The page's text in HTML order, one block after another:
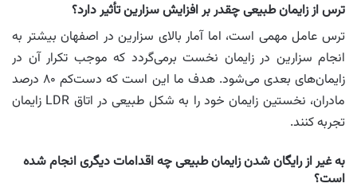
ترس از زایمان طبیعی چقدر بر افزایش سزارین تأثیر دارد؟
ترس عامل مهمی است، اما آمار بالای سزارین در اصفهان بیشتر به
انجام سزارین در زایمان نخست برمی‌گردد که موجب تکرار آن در
زایمان‌های بعدی می‌شود. هدف ما این است که دست‌کم ۸۰ درصد
مادران، نخستین زایمان خود را به شکل طبیعی در اتاق LDR زایمان
تجربه کنند.
به‌ غیر از رایگان شدن زایمان طبیعی چه اقدامات دیگری انجام شده
است؟